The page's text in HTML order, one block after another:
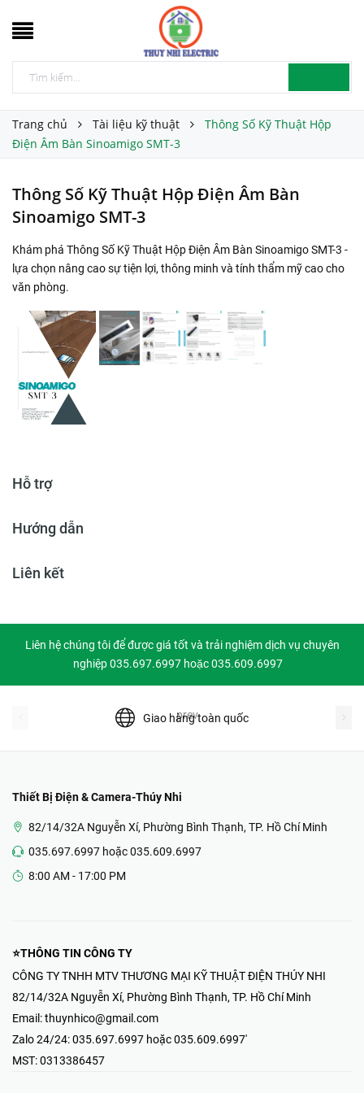
Trang chủ Tài liệu kỹ thuật
Thông Số Kỹ Thuật Hộp
Điện Âm Bàn Sinoamigo SMT-3
Thông Số Kỹ Thuật Hộp Điện Âm Bàn
Sinoamigo SMT-3
Khám phá Thông Số Kỹ Thuật Hộp Điện Âm Bàn Sinoamigo SMT-3 -
lựa chọn nâng cao sự tiện lợi, thông minh và tính thẩm mỹ cao cho
văn phòng.
Hỗ trợ
Hướng dẫn
Liên kết
Liên hệ chúng tôi để được giá tốt và trải nghiệm dịch vụ chuyên
nghiệp 035.697.6997 hoặc 035.609.6997
Giao hàng toàn quốc
prev
Thiết Bị Điện & Camera-Thúy Nhi
82/14/32A Nguyễn Xí, Phường Bình Thạnh, TP. Hồ Chí Minh
035.697.6997 hoặc 035.609.6997
8:00 AM - 17:00 PM
⭐THÔNG TIN CÔNG TY
CÔNG TY TNHH MTV THƯƠNG MẠI KỸ THUẬT ĐIỆN THÚY NHI
82/14/32A Nguyễn Xí, Phường Bình Thạnh, TP. Hồ Chí Minh
Email:thuynhico@gmail.com
Zalo 24/24:035.697.6997 hoặc 035.609.6997'
MST:0313386457